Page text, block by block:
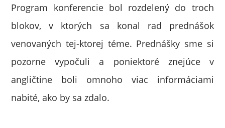
Program konferencie bol rozdelený do troch
blokov, v ktorých sa konal rad prednášok
venovaných tej-ktorej téme. Prednášky sme si
pozorne vypočuli a poniektoré znejúce v
angličtine boli omnoho viac informáciami
nabité, ako by sa zdalo.